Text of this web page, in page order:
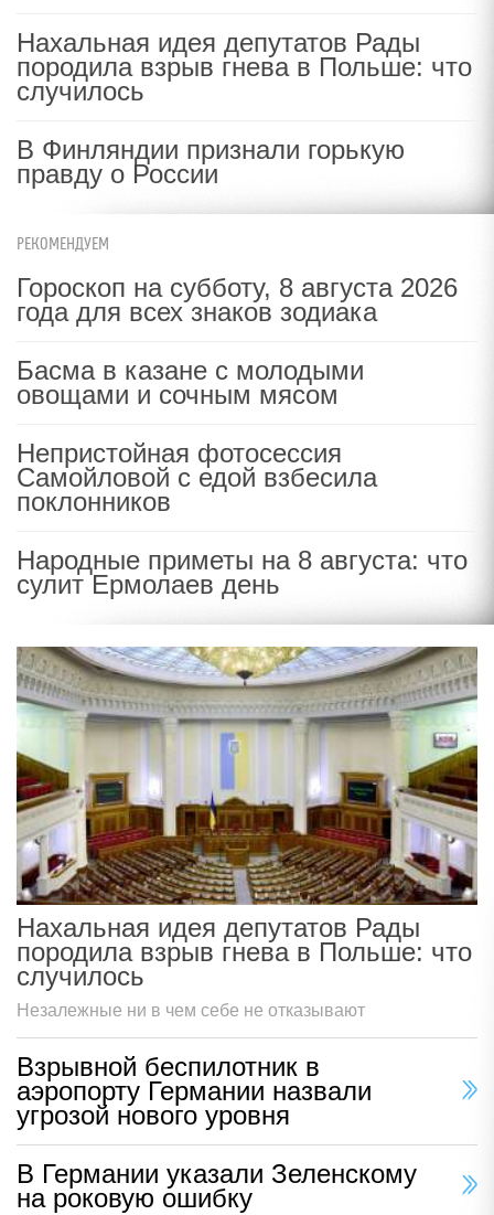
Нахальная идея депутатов Рады
породила взрыв гнева в Польше: что
случилось
В Финляндии признали горькую
правду о России
РЕКОМЕНДУЕМ
Гороскоп на субботу, 8 августа 2026
года для всех знаков зодиака
Басма в казане с молодыми
овощами и сочным мясом
Непристойная фотосессия
Самойловой с едой взбесила
поклонников
Народные приметы на 8 августа: что
сулит Ермолаев день
Нахальная идея депутатов Рады
породила взрыв гнева в Польше: что
случилось
Незалежные ни в чем себе не отказывают
Взрывной беспилотник в
аэропорту Германии назвали
угрозой нового уровня
В Германии указали Зеленскому
на роковую ошибку